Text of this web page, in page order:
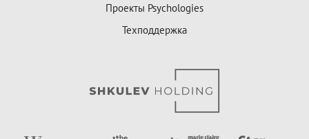
Проекты Psychologies
Техподдержка